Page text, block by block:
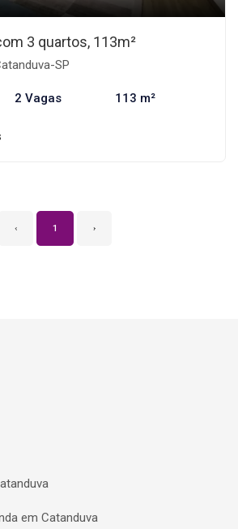
3 quartos, 113m²
SP
2 Vagas 113 m²
‹ 1 ›
em Catanduva